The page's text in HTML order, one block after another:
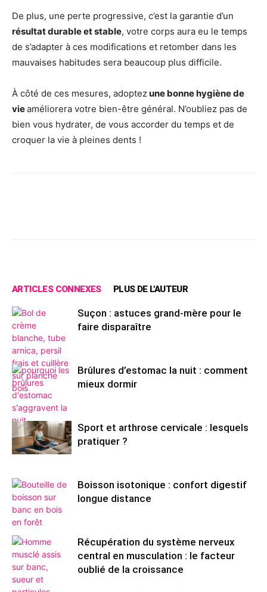
De plus, une perte progressive, c’est la garantie d’un
résultat durable et stable, votre corps aura eu le temps
de s’adapter à ces modifications et retomber dans les
mauvaises habitudes sera beaucoup plus difficile.
À côté de ces mesures, adoptezune bonne hygiène de
vieaméliorera votre bien-être général. N’oubliez pas de
bien vous hydrater, de vous accorder du temps et de
croquer la vie à pleines dents !
ARTICLES CONNEXES PLUS DE L'AUTEUR
Suçon : astuces grand-mère pour le
faire disparaître
Brûlures d’estomac la nuit : comment
mieux dormir
Sport et arthrose cervicale : lesquels
pratiquer ?
Boisson isotonique : confort digestif
longue distance
Récupération du système nerveux
central en musculation : le facteur
oublié de la croissance